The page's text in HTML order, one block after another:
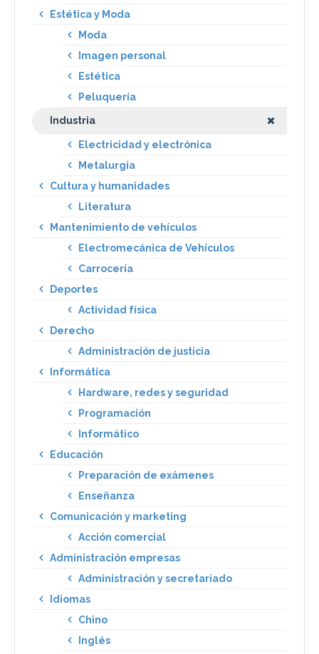
Estética y Moda
Moda
Imagen personal
Estética
Peluquería
Industria
Electricidad y electrónica
Metalurgia
Cultura y humanidades
Literatura
Mantenimiento de vehículos
Electromecánica de Vehículos
Carrocería
Deportes
Actividad física
Derecho
Administración de justicia
Informática
Hardware, redes y seguridad
Programación
Informático
Educación
Preparación de exámenes
Enseñanza
Comunicación y marketing
Acción comercial
Administración empresas
Administración y secretariado
Idiomas
Chino
Inglés